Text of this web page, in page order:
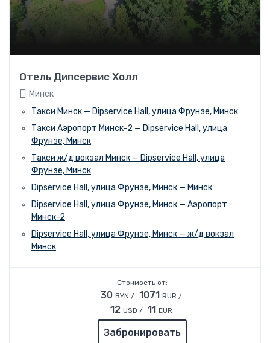
Отель Дипсервис Холл
Минск
Такси Минск — Dipservice Hall, улица Фрунзе, Минск
Такси Аэропорт Минск-2 — Dipservice Hall, улица
Фрунзе, Минск
Такси ж/д вокзал Минск — Dipservice Hall, улица
Фрунзе, Минск
Dipservice Hall, улица Фрунзе, Минск — Минск
Dipservice Hall, улица Фрунзе, Минск — Аэропорт
Минск-2
Dipservice Hall, улица Фрунзе, Минск — ж/д вокзал
Минск
Стоимость от:
30 BYN / 1071 RUR /
12 USD / 11 EUR
Забронировать